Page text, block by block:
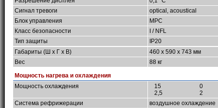
Сигнал тревоги
optical, acoustical
Блок управления
MPC
Класс безопасности
I / NFL
Тип защиты
IP20
Габариты (Ш х Г х В)
460 x 590 x 743 мм
Вес
88 кг
Мощность нагрева и охлаждения
Мощность охлаждения
15
0
2,5
2
Система рефрижерации
воздушное охлаждение